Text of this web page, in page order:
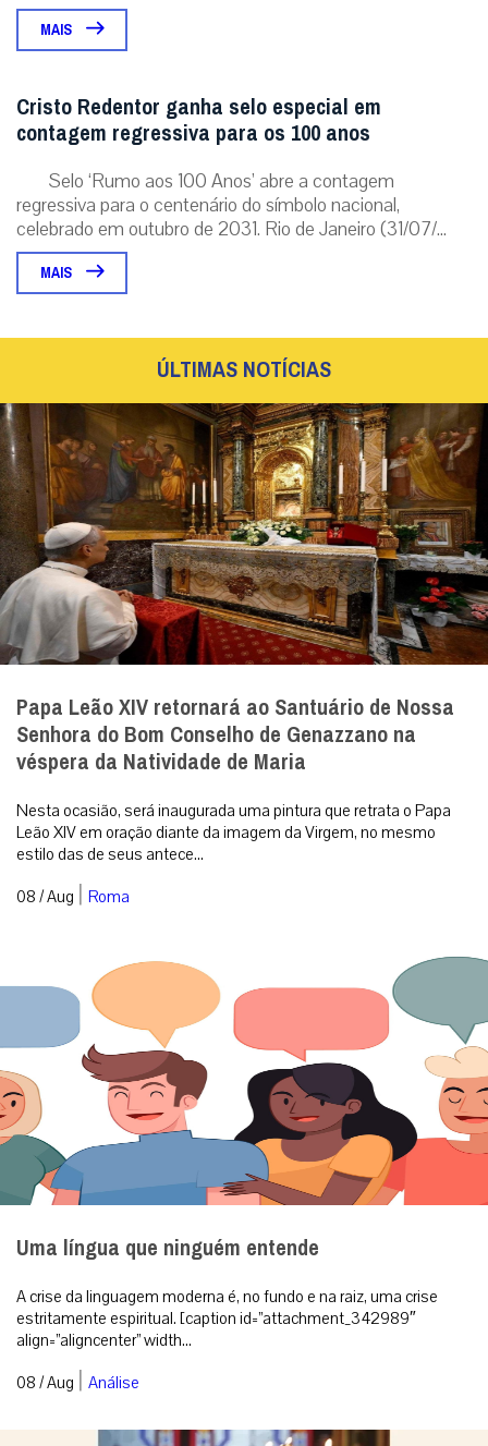
MAIS
Cristo Redentor ganha selo especial em
contagem regressiva para os 100 anos
Selo ‘Rumo aos 100 Anos’ abre a contagem
regressiva para o centenário do símbolo nacional,
celebrado em outubro de 2031. Rio de Janeiro (31/07/...
MAIS
ÚLTIMAS NOTÍCIAS
Papa Leão XIV retornará ao Santuário de Nossa
Senhora do Bom Conselho de Genazzano na
véspera da Natividade de Maria
Nesta ocasião, será inaugurada uma pintura que retrata o Papa
Leão XIV em oração diante da imagem da Virgem, no mesmo
estilo das de seus antece...
08 / Aug | Roma
Uma língua que ninguém entende
A crise da linguagem moderna é, no fundo e na raiz, uma crise
estritamente espiritual. [caption id=”attachment_342989″
align=”aligncenter” width...
08 / Aug | Análise